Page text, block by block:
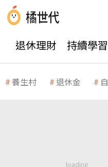
退休理財 持續學習
養生村 退休金